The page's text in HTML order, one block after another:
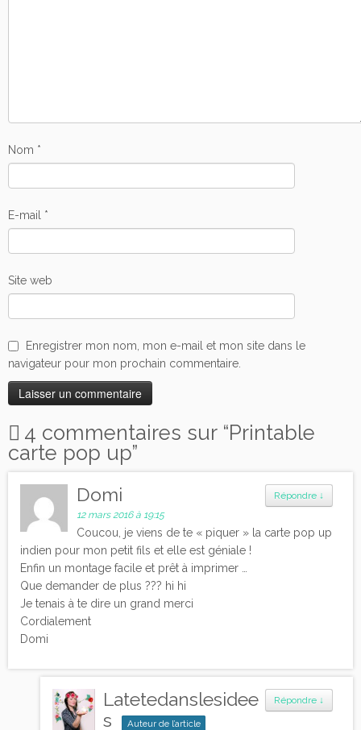
Nom *
E-mail *
Site web
Enregistrer mon nom, mon e-mail et mon site dans le
navigateur pour mon prochain commentaire.
4 commentaires sur “Printable
carte pop up”
Répondre ↓
Domi
12 mars 2016 à 19:15
Coucou, je viens de te « piquer » la carte pop up
indien pour mon petit fils et elle est géniale !
Enfin un montage facile et prêt à imprimer …
Que demander de plus ??? hi hi
Je tenais à te dire un grand merci
Cordialement
Domi
Répondre ↓
Latetedanslesidee
s
Auteur de l’article